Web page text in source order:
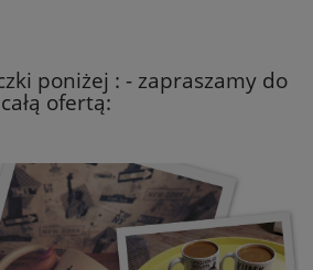
poniżej : - zapraszamy do
ofertą: